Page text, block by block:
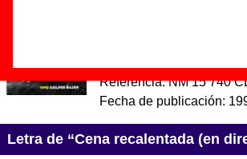
Referencia:NM 15 740
Fecha de publicación:
Letra de “Cena recalentada (en